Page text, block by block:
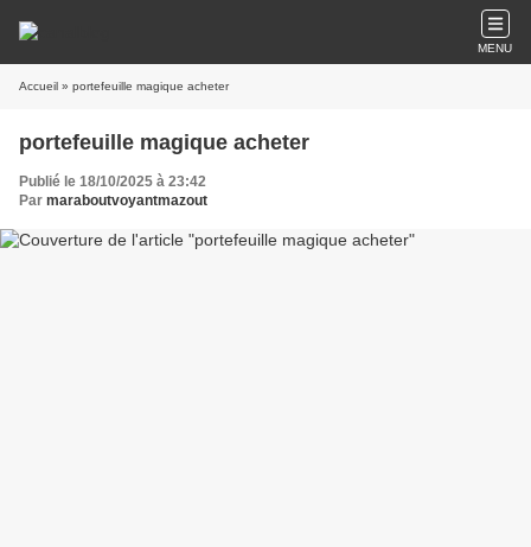
MENU
Accueil » portefeuille magique acheter
portefeuille magique acheter
Publié le 18/10/2025 à 23:42
Par maraboutvoyantmazout